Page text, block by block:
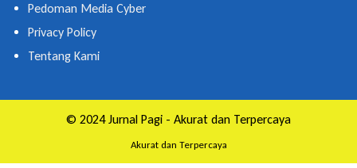
Pedoman Media Cyber
Privacy Policy
Tentang Kami
© 2024 Jurnal Pagi - Akurat dan Terpercaya
Akurat dan Terpercaya